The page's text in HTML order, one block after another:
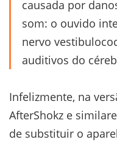
causada por
som: o ouvido
nervo
auditivos do
Infelizmente, na
AfterShokz e
de substituir o